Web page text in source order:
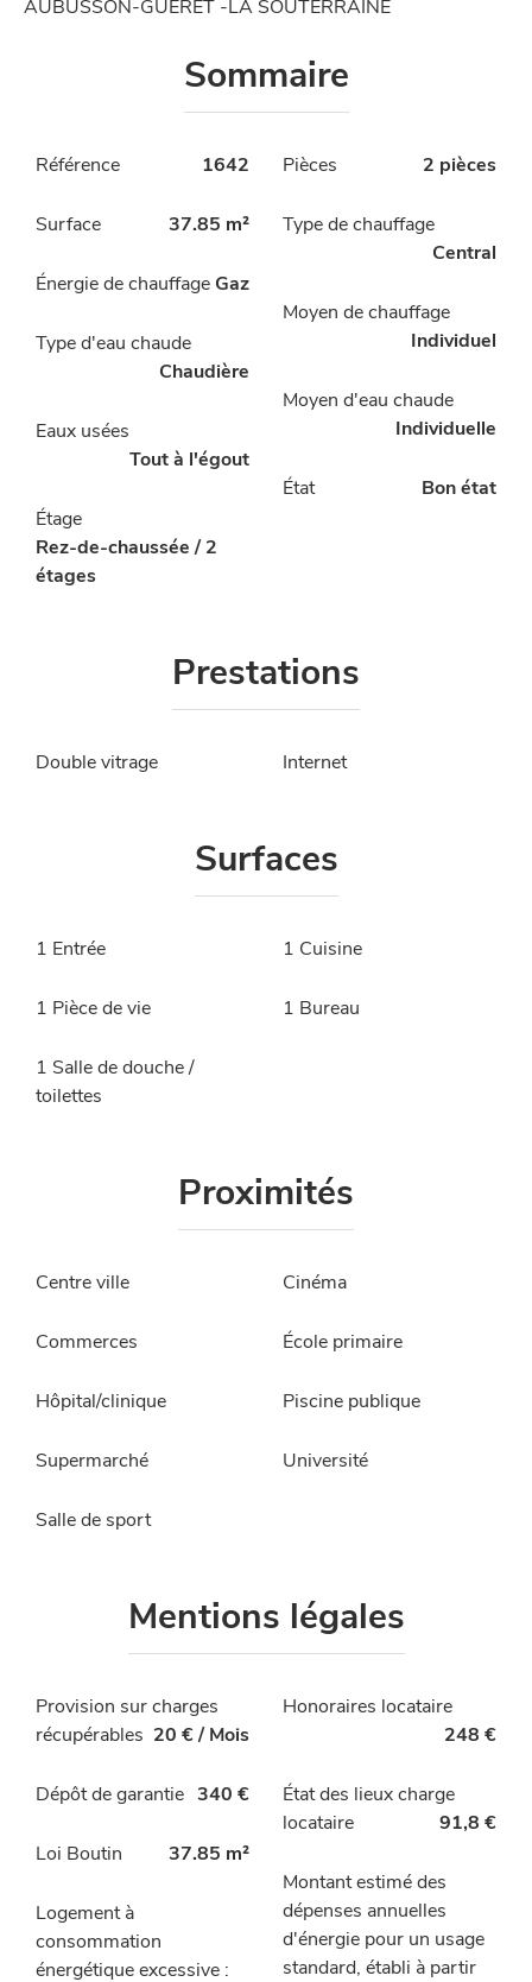
AUBUSSON-GUERET -LA SOUTERRAINE
Sommaire
Référence 1642 Pièces 2 pièces
Surface 37.85 m²
Type de chauffage
Central
Énergie de chauffage Gaz
Moyen de chauffage
Individuel
Type d'eau chaude
Chaudière
Moyen d'eau chaude
Individuelle
Eaux usées
Tout à l'égout
État
Bon état
Étage
Rez-de-chaussée / 2
étages
Prestations
Double vitrage Internet
Surfaces
1 Entrée 1 Cuisine
1 Pièce de vie 1 Bureau
1 Salle de douche /
toilettes
Proximités
Centre ville Cinéma
Commerces École primaire
Hôpital/clinique Piscine publique
Supermarché Université
Salle de sport
Mentions légales
Provision sur charges
récupérables
20 € / Mois
Honoraires locataire
248 €
Dépôt de garantie 340 €
État des lieux charge
locataire
91,8 €
Loi Boutin
37.85 m²
Montant estimé des
dépenses annuelles
d'énergie pour un usage
standard, établi à partir
Logement à
consommation
énergétique excessive :